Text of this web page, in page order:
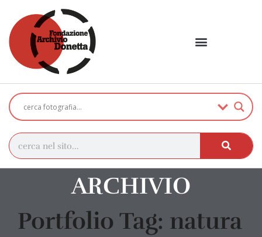
ARCHIVIO
Portfolio Tag: natura